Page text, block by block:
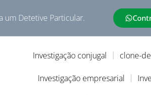
um Detetive Particular.
Investigação conjugal clone-
Investigação empresarial